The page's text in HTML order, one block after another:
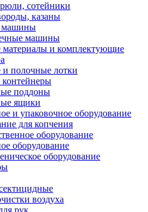
сотейники
казаны
машины
машины
материалы и комплектующие
и полочные лотки
поддоны
ящики
и упаковочное оборудование
для копчения
оборудование
оборудование
оборудование
воздуха
рук